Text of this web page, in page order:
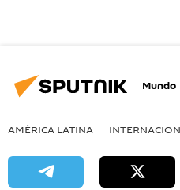
Mundo
AMÉRICA LATINA